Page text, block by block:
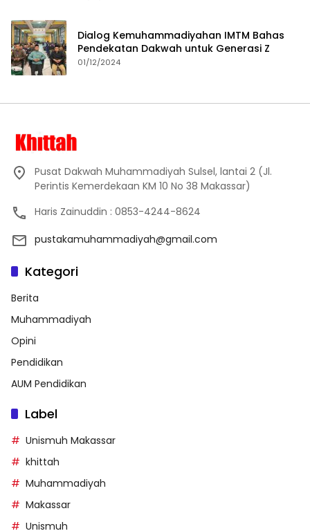
Dialog Kemuhammadiyahan IMTM Bahas
Pendekatan Dakwah untuk Generasi Z
01/12/2024
Pusat Dakwah Muhammadiyah Sulsel, lantai 2 (Jl.
Perintis Kemerdekaan KM 10 No 38 Makassar)
Haris Zainuddin : 0853-4244-8624
pustakamuhammadiyah@gmail.com
Kategori
Berita
Muhammadiyah
Opini
Pendidikan
AUM Pendidikan
Label
Unismuh Makassar
khittah
Muhammadiyah
Makassar
Unismuh